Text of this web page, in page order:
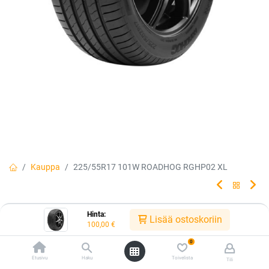
Hinta:
100,00 € Lisää ostoskoriin
Etusivu Haku
0
Toivelista Tili
Kauppa 225/55R17 101W ROADHOG RGHP02 XL
225/55R17 101W ROADHOG RGHP02
Roadhog on budjettiautoilijan kesärengas, joka yhdistää
menestyksekkäästi urheilullisuuden ja hyvät ajo-ominaisuudet.